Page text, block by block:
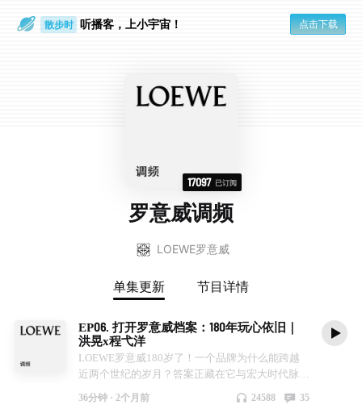
散步时 听播客，上小宇宙！ 点击下载
17097 已订阅
罗意威调频
LOEWE罗意威
单集更新 节目详情
EP06. 打开罗意威档案：180年玩心依旧｜
洪晃x程弋洋
LOEWE罗意威180岁了！一个品牌为什么能跨越
近两个世纪的岁月？答案正藏在它与宏大时代脉搏
年不仅是一段工艺的演进史，更成了一部微缩的社
36分钟 · 2个月前 24588 35